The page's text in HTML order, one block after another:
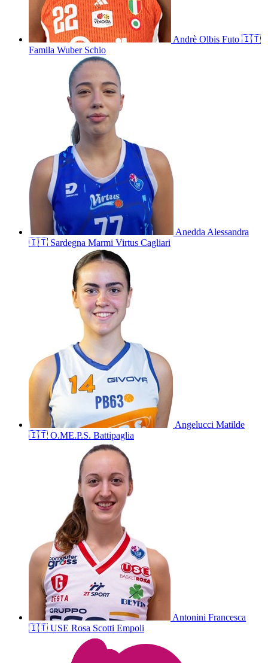
Andrè Olbis Futo 🇮🇹
Famila Wuber Schio
AneddaAlessandra
🇮🇹 Sardegna Marmi Virtus Cagliari
Angelucci Matilde
🇮🇹 O.ME.P.S. Battipaglia
Antonini Francesca
🇮🇹 USE Rosa Scotti Empoli